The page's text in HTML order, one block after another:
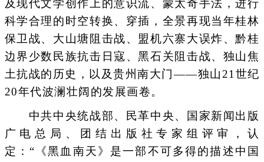
及现代文学创作上的意识流、蒙太奇手法，进行
科学合理的时空转换、穿插，全景再现当年桂林
保卫战、大山塘阻击战、盟机六寨大误炸、黔桂
边界少数民族抗击日寇、黑石关阻击战、独山焦
土抗战的历史，以及贵州南大门——独山21世纪
20年代波澜壮阔的发展画卷。
中共中央统战部、民革中央、国家新闻出版
广电总局、团结出版社专家组评审，认
定：“《黑血南天》是一部不可多得的描述中国